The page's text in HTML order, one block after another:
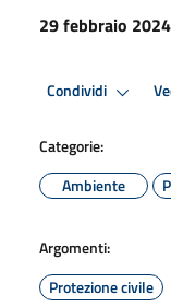
29 febbraio 2024
Condividi
Categorie:
Ambiente
Argomenti:
Protezione civile